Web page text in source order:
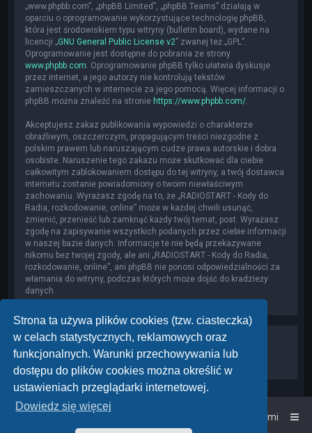
Strona ta używa plików cookies (tzw. ciasteczka)
w celach statystycznych, reklamowych oraz
funkcjonalnych. Warunki przechowywania lub
dostępu do plików cookies można określić w
ustawieniach przeglądarki internetowej.
Dowiedz się więcej
„www.phpbb.com”, „phpBB Limited”, „phpBB Teams” działają w
oparciu o oprogramowanie wykorzystujące technologię phpBB,
która jest środowiskiem typu witryny (bulletin board), wydane na
licencji „GNU General Public License v2” zwanej też „GPL”.
Oprogramowanie jest dostępne do pobrania ze strony
www.phpbb.com . Oprogramowanie phpBB tylko ułatwia dyskusje
przez internet, a jego autorzy nie kontrolują tekstów
zamieszczanych w internecie za jego pomocą. Więcej informacji o
phpBB można znaleźć na stronie https://www.phpbb.com/
Akceptujesz zakaz publikowania wypowiedzi o charakterze
obraźliwym, oszczerczym, propagującym treści niezgodne z
polskim prawem lub naruszającym cudze prawa autorskie i dobra
osobiste. Naruszenie tego zakazu może skutkować dla ciebie
całkowitym zablokowaniem dostępu do tej witryny, a twój dostawca
internetu zostanie powiadomiony o twoim niewłaściwym
zachowaniu. Wyrażasz zgodę na to, że „RADIOSTART - Kody do
Radia, rozkodowanie, online” może w każdej chwili usunąć,
zmienić, przenieść lub zamknąć każdy twój temat, post. Wyrażasz
zgodę na zapisywanie wszystkich podanych przez ciebie informacji
w naszej bazie danych. Informacje te nie będą przekazywane
nikomu bez twojej zgody, ale ani „RADIOSTART - Kody do Radia,
rozkodowanie, online”, ani phpBB nie ponosi odpowiedzialności za
włamania do witryny, podczas których może dojść do kradzieży
danych.
Strona główna Kontakt z nami